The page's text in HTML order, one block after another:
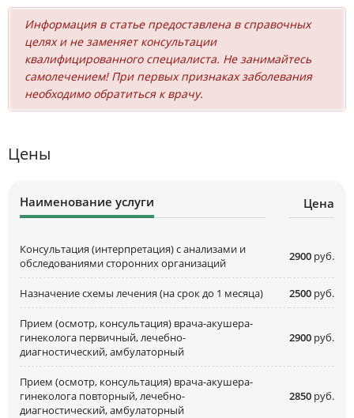
Информация в статье предоставлена в справочных
целях и не заменяет консультации
квалифицированного специалиста. Не занимайтесь
самолечением! При первых признаках заболевания
необходимо обратиться к врачу.
Цены
Наименование услуги Цена
Консультация (интерпретация) с анализами и
обследованиями сторонних организаций
2900 руб.
Назначение схемы лечения (на срок до 1 месяца) 2500 руб.
Прием (осмотр, консультация) врача-акушера-
гинеколога первичный, лечебно-
диагностический, амбулаторный
2900 руб.
Прием (осмотр, консультация) врача-акушера-
гинеколога повторный, лечебно-
диагностический, амбулаторный
2850 руб.